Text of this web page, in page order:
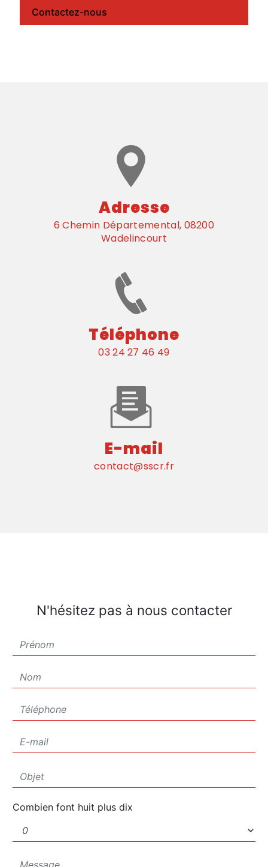
Contactez-nous
Adresse
6 Chemin Départemental, 08200
Wadelincourt
Téléphone
03 24 27 46 49
E-mail
contact@sscr.fr
N'hésitez pas à nous contacter
Combien font huit plus dix